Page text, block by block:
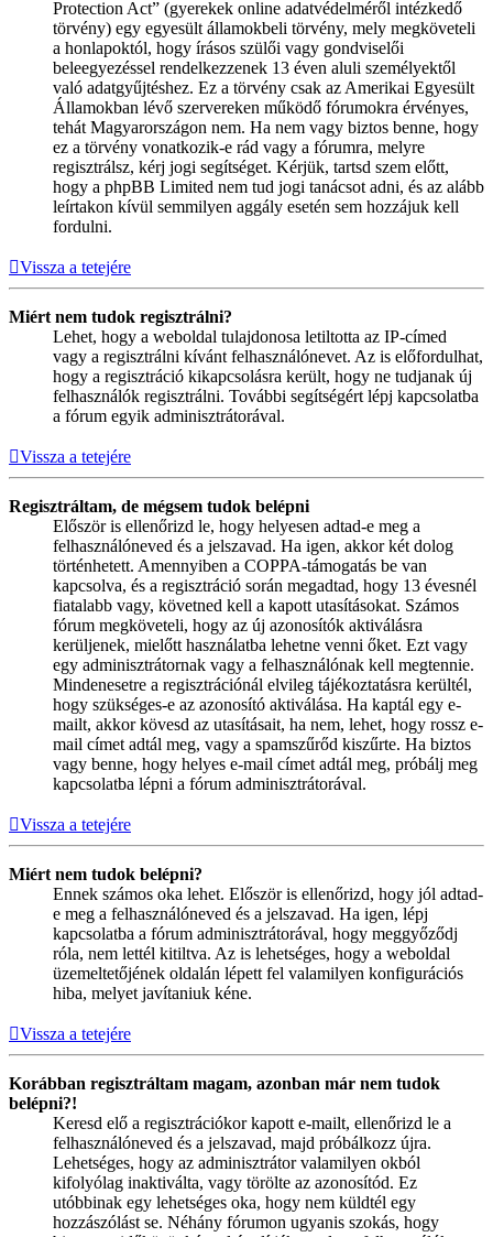
Protection Act” (gyerekek online adatvédelméről intézkedő
törvény) egy egyesült államokbeli törvény, mely megköveteli
a honlapoktól, hogy írásos szülői vagy gondviselői
beleegyezéssel rendelkezzenek 13 éven aluli személyektől
való adatgyűjtéshez. Ez a törvény csak az Amerikai Egyesült
Államokban lévő szervereken működő fórumokra érvényes,
tehát Magyarországon nem. Ha nem vagy biztos benne, hogy
ez a törvény vonatkozik-e rád vagy a fórumra, melyre
regisztrálsz, kérj jogi segítséget. Kérjük, tartsd szem előtt,
hogy a phpBB Limited nem tud jogi tanácsot adni, és az alább
leírtakon kívül semmilyen aggály esetén sem hozzájuk kell
fordulni.
Vissza a tetejére
Miért nem tudok regisztrálni?
Lehet, hogy a weboldal tulajdonosa letiltotta az IP-címed
vagy a regisztrálni kívánt felhasználónevet. Az is előfordulhat,
hogy a regisztráció kikapcsolásra került, hogy ne tudjanak új
felhasználók regisztrálni. További segítségért lépj kapcsolatba
a fórum egyik adminisztrátorával.
Vissza a tetejére
Regisztráltam, de mégsem tudok belépni
Először is ellenőrizd le, hogy helyesen adtad-e meg a
felhasználóneved és a jelszavad. Ha igen, akkor két dolog
történhetett. Amennyiben a COPPA-támogatás be van
kapcsolva, és a regisztráció során megadtad, hogy 13 évesnél
fiatalabb vagy, követned kell a kapott utasításokat. Számos
fórum megköveteli, hogy az új azonosítók aktiválásra
kerüljenek, mielőtt használatba lehetne venni őket. Ezt vagy
egy adminisztrátornak vagy a felhasználónak kell megtennie.
Mindenesetre a regisztrációnál elvileg tájékoztatásra kerültél,
hogy szükséges-e az azonosító aktiválása. Ha kaptál egy e-
mailt, akkor kövesd az utasításait, ha nem, lehet, hogy rossz e-
mail címet adtál meg, vagy a spamszűrőd kiszűrte. Ha biztos
vagy benne, hogy helyes e-mail címet adtál meg, próbálj meg
kapcsolatba lépni a fórum adminisztrátorával.
Vissza a tetejére
Miért nem tudok belépni?
Ennek számos oka lehet. Először is ellenőrizd, hogy jól adtad-
e meg a felhasználóneved és a jelszavad. Ha igen, lépj
kapcsolatba a fórum adminisztrátorával, hogy meggyőződj
róla, nem lettél kitiltva. Az is lehetséges, hogy a weboldal
üzemeltetőjének oldalán lépett fel valamilyen konfigurációs
hiba, melyet javítaniuk kéne.
Vissza a tetejére
Korábban regisztráltam magam, azonban már nem tudok
belépni?!
Keresd elő a regisztrációkor kapott e-mailt, ellenőrizd le a
felhasználóneved és a jelszavad, majd próbálkozz újra.
Lehetséges, hogy az adminisztrátor valamilyen okból
kifolyólag inaktiválta, vagy törölte az azonosítód. Ez
utóbbinak egy lehetséges oka, hogy nem küldtél egy
hozzászólást se. Néhány fórumon ugyanis szokás, hogy